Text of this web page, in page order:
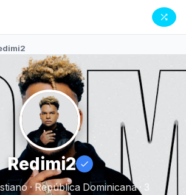
Redimi2
· República Dominicana · 3